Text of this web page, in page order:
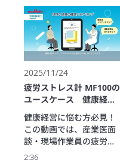
2025/11/24
疲労ストレス計 MF100の
ユースケース 健康経営
編
健康経営に悩む方必見！
この動画では、産業医面
談・現場作業員の疲労管
理など、疲労ストレス計
2:36